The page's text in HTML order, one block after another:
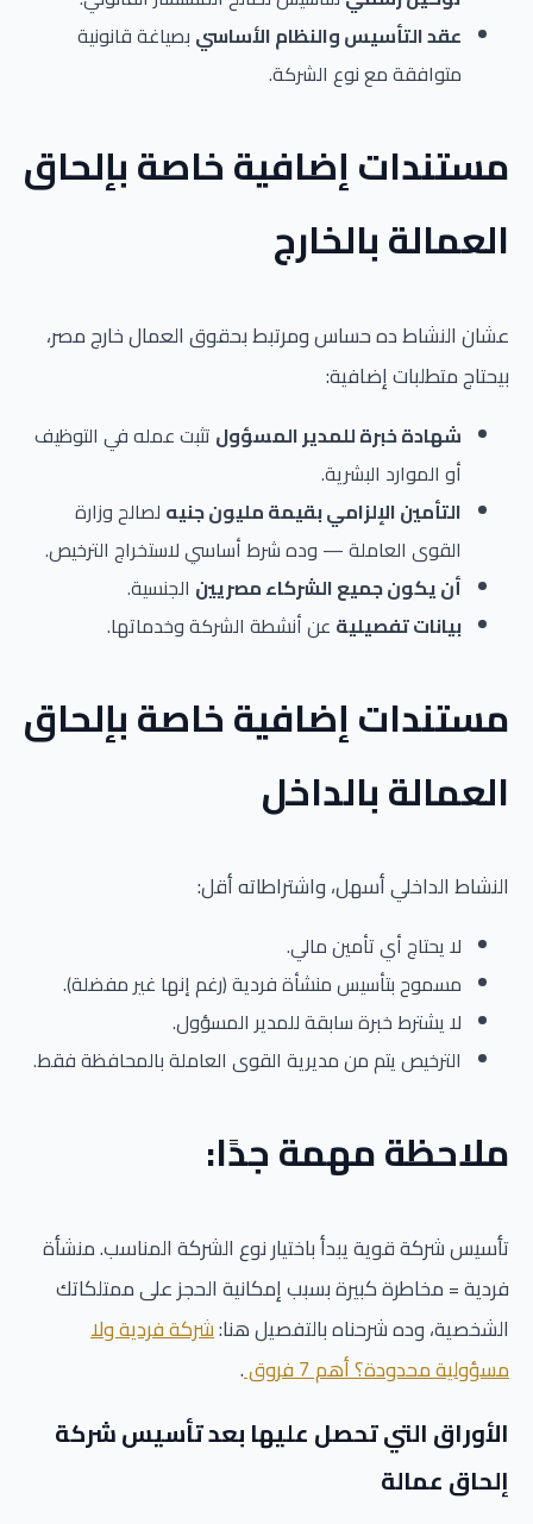
عقد التأسيس والنظام الأساسي بصياغة قانونية
متوافقة مع نوع الشركة.
مستندات إضافية خاصة بإلحاق
العمالة بالخارج
عشان النشاط ده حساس ومرتبط بحقوق العمال خارج مصر،
بيحتاج متطلبات إضافية:
شهادة خبرة للمدير المسؤول تثبت عمله في التوظيف
أو الموارد البشرية.
التأمين الإلزامي بقيمة مليون جنيه لصالح وزارة
القوى العاملة — وده شرط أساسي لاستخراج الترخيص.
أن يكون جميع الشركاء مصريين الجنسية.
بيانات تفصيلية عن أنشطة الشركة وخدماتها.
مستندات إضافية خاصة بإلحاق
العمالة بالداخل
النشاط الداخلي أسهل، واشتراطاته أقل:
لا يحتاج أي تأمين مالي.
مسموح بتأسيس منشأة فردية (رغم إنها غير مفضلة).
لا يشترط خبرة سابقة للمدير المسؤول.
الترخيص يتم من مديرية القوى العاملة بالمحافظة فقط.
ملاحظة مهمة جدًا:
تأسيس شركة قوية يبدأ باختيار نوع الشركة المناسب. منشأة
فردية = مخاطرة كبيرة بسبب إمكانية الحجز على ممتلكاتك
الشخصية، وده شرحناه بالتفصيل هنا:شركة فردية ولا
مسؤولية محدودة؟ أهم 7 فروق
.
الأوراق التي تحصل عليها بعد تأسيس شركة
إلحاق عمالة